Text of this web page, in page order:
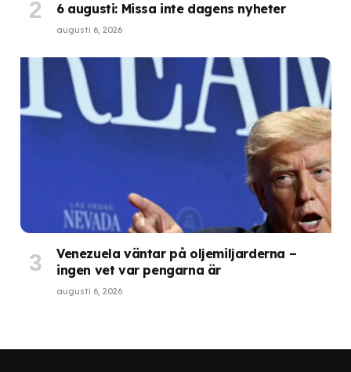
6 augusti: Missa inte dagens nyheter
augusti 6, 2026
Venezuela väntar på oljemiljarderna –
ingen vet var pengarna är
augusti 6, 2026